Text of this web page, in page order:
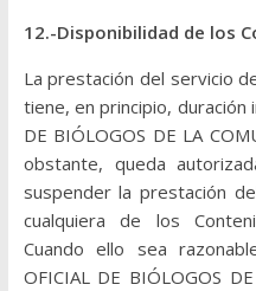
12.-Disponibilidad de los
La prestación del servicio
tiene, en principio, duración
DE BIÓLOGOS DE LA
obstante, queda
suspender la prestación
cualquiera de los
Cuando ello sea
OFICIAL DE BIÓLOGOS